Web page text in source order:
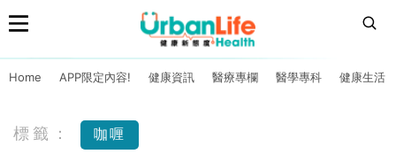
Home APP限定內容! 健康資訊 醫療專欄 醫學專科 健康生活
標籤： 咖喱